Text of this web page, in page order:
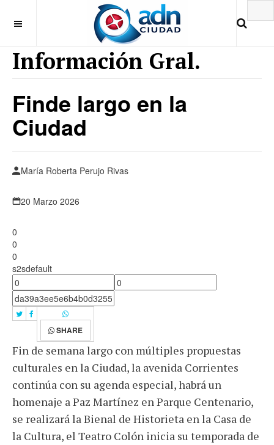
Información Gral.
Finde largo en la
Ciudad
María Roberta Perujo Rivas
20 Marzo 2026
0
0
0
s2sdefault
SHARE
Fin de semana largo con múltiples propuestas
culturales en la Ciudad, la avenida Corrientes
continúa con su agenda especial, habrá un
homenaje a Paz Martínez en Parque Centenario,
se realizará la Bienal de Historieta en la Casa de
la Cultura, el Teatro Colón inicia su temporada de